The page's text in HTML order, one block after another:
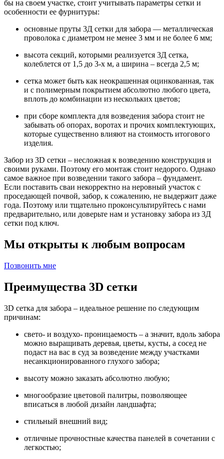
бы на своем участке, стоит учитывать параметры сетки и
особенности ее фурнитуры:
основные пруты 3Д сетки для забора — металлическая
проволока с диаметром не менее 3 мм и не более 6 мм;
высота секций, которыми реализуется 3Д сетка,
колеблется от 1,5 до 3-х м, а ширина – всегда 2,5 м;
сетка может быть как неокрашенная оцинкованная, так
и с полимерным покрытием абсолютно любого цвета,
вплоть до комбинации из нескольких цветов;
при сборе комплекта для возведения забора стоит не
забывать об опорах, воротах и прочих комплектующих,
которые существенно влияют на стоимость итогового
изделия.
Забор из 3D сетки – несложная к возведению конструкция и
своими руками. Поэтому его монтаж стоит недорого. Однако
самое важное при возведении такого забора – фундамент.
Если поставить сваи некорректно на неровный участок с
проседающей почвой, забор, к сожалению, не выдержит даже
года. Поэтому или тщательно проконсультируйтесь с нами
предварительно, или доверьте нам и установку забора из 3Д
сетки под ключ.
Мы открыты к любым вопросам
Позвонить мне
Преимущества 3D сетки
3D сетка для забора – идеальное решение по следующим
причинам:
свето- и воздухо- проницаемость – а значит, вдоль забора
можно выращивать деревья, цветы, кусты, а сосед не
подаст на вас в суд за возведение между участками
несанкционированного глухого забора;
высоту можно заказать абсолютно любую;
многообразие цветовой палитры, позволяющее
вписаться в любой дизайн ландшафта;
стильный внешний вид;
отличные прочностные качества панелей в сочетании с
легкостью;